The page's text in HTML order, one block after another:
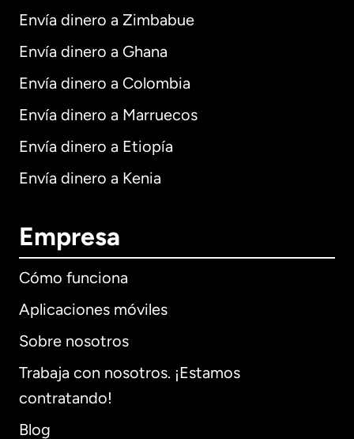
Envía dinero a Zimbabue
Envía dinero a Ghana
Envía dinero a Colombia
Envía dinero a Marruecos
Envía dinero a Etiopía
Envía dinero a Kenia
Empresa
Cómo funciona
Aplicaciones móviles
Sobre nosotros
Trabaja con nosotros. ¡Estamos
contratando!
Blog